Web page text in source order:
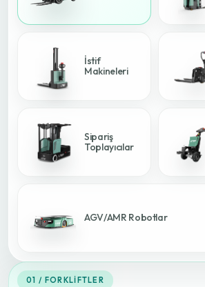
01 / FORKLIFTLER
İstif
Makineleri
Sipariş
Toplayıcılar
AGV/AMR Robotlar